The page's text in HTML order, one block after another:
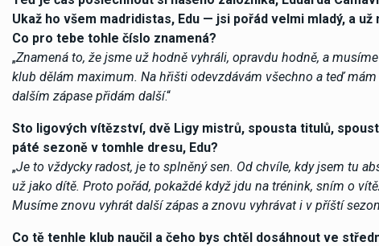
Ukaž ho všem madridistas, Edu — jsi pořád velmi mladý, a
Co pro tebe tohle číslo znamená?
„Znamená to, že jsme už hodně vyhráli, opravdu hodně, a
klub dělám maximum. Na hřišti odevzdávám všechno a teď
dalším zápase přidám další.“
Sto ligových vítězství, dvě Ligy mistrů, spousta titulů,
páté sezoně v tomhle dresu, Edu?
„Je to vždycky radost, je to splněný sen. Od chvíle, kdy jsem tu
už jako dítě. Proto pořád, pokaždé když jdu na trénink, sním o
Musíme znovu vyhrát další zápas a znovu vyhrávat i v příští
Co tě tenhle klub naučil a čeho bys chtěl dosáhnout ve